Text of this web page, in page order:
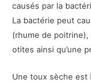
causés par la
La bactérie peut
(rhume de
otites ainsi qu’une
Une toux sèche est